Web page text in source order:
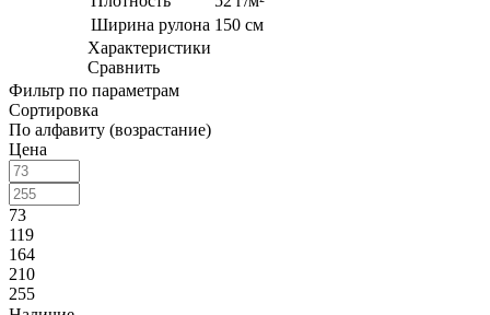
Ширина рулона 150 см
Характеристики
Сравнить
Фильтр по параметрам
Сортировка
По алфавиту (возрастание)
Цена
73
119
164
210
255